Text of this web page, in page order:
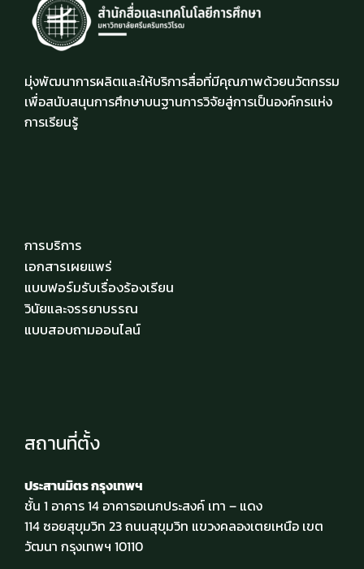
มุ่งพัฒนาการผลิตและให้บริการสื่อที่มีคุณภาพด้วยนวัตกรรม
เพื่อสนับสนุนการศึกษาบนฐานการวิจัยสู่การเป็นองค์กรแห่ง
การเรียนรู้
การบริการ
เอกสารเผยแพร่
แบบฟอร์มรับเรื่องร้องเรียน
วินัยและจรรยาบรรณ
แบบสอบถามออนไลน์
สถานที่ตั้ง
ประสานมิตร กรุงเทพฯ
ชั้น 1 อาคาร 14 อาคารอเนกประสงค์ เทา – แดง
114 ซอยสุขุมวิท 23 ถนนสุขุมวิท แขวงคลองเตยเหนือ เขต
วัฒนา กรุงเทพฯ 10110